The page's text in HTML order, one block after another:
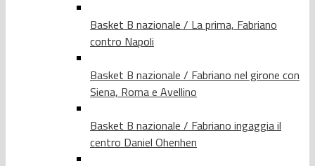
Basket B nazionale / La prima, Fabriano
contro Napoli
Basket B nazionale / Fabriano nel girone con
Siena, Roma e Avellino
Basket B nazionale / Fabriano ingaggia il
centro Daniel Ohenhen